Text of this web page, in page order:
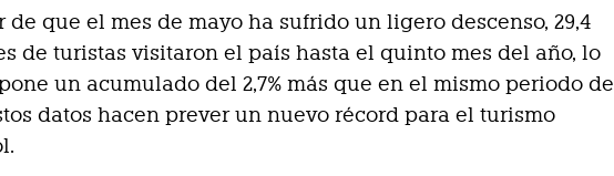
de que el mes de mayo ha sufrido un ligero descenso, 29,4
de turistas visitaron el país hasta el quinto mes del año, lo
un acumulado del 2,7% más que en el mismo periodo de
datos hacen prever un nuevo récord para el turismo